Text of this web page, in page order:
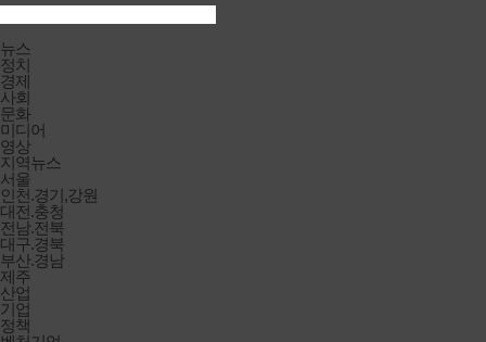
검색창
열기/
닫기
전체메뉴
닫기
뉴스
정치
경제
사회
문화
미디어
영상
지역뉴스
서울
인천.경기,강원
대전.충청
전남.전북
대구.경북
부산.경남
제주
산업
기업
정책